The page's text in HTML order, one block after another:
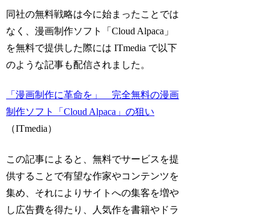
同社の無料戦略は今に始まったことでは
なく、漫画制作ソフト「Cloud Alpaca」
を無料で提供した際には ITmedia で以下
のような記事も配信されました。
「漫画制作に革命を」 完全無料の漫画
制作ソフト「Cloud Alpaca」の狙い
（ITmedia）
この記事によると、無料でサービスを提
供することで有望な作家やコンテンツを
集め、それによりサイトへの集客を増や
し広告費を得たり、人気作を書籍やドラ